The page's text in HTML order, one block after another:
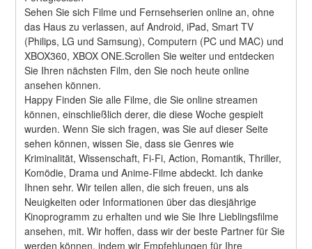
Sehen Sie sich Filme und Fernsehserien online an, ohne
das Haus zu verlassen, auf Android, iPad, Smart TV
(Philips, LG und Samsung), Computern (PC und MAC) und
XBOX360, XBOX ONE.Scrollen Sie weiter und entdecken
Sie Ihren nächsten Film, den Sie noch heute online
ansehen können.
Happy Finden Sie alle Filme, die Sie online streamen
können, einschließlich derer, die diese Woche gespielt
wurden. Wenn Sie sich fragen, was Sie auf dieser Seite
sehen können, wissen Sie, dass sie Genres wie
Kriminalität, Wissenschaft, Fi-Fi, Action, Romantik, Thriller,
Komödie, Drama und Anime-Filme abdeckt. Ich danke
Ihnen sehr. Wir teilen allen, die sich freuen, uns als
Neuigkeiten oder Informationen über das diesjährige
Kinoprogramm zu erhalten und wie Sie Ihre Lieblingsfilme
ansehen, mit. Wir hoffen, dass wir der beste Partner für Sie
werden können, indem wir Empfehlungen für Ihre